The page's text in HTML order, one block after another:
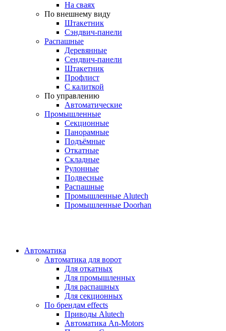
На сваях
По внешнему виду
Штакетник
Сэндвич-панели
Распашные
Деревянные
Сендвич-панели
Штакетник
Профлист
С калиткой
По управлению
Автоматические
Промышленные
Секционные
Панорамные
Подъёмные
Откатные
Складные
Рулонные
Подвесные
Распашные
Промышленные Alutech
Промышленные Doorhan
Автоматика
Автоматика для ворот
Для откатных
Для промышленных
Для распашных
Для секционных
По брендам effects
Приводы Alutech
Автоматика An-Motors